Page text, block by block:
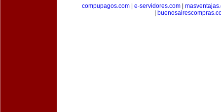
compupagos.com
e-servidores.com